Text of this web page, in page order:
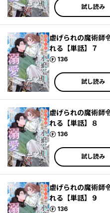
試し読み
虐げられの魔術師
れる【単話】７
136
ポイント
試し読み
虐げられの魔術師
れる【単話】８
136
ポイント
試し読み
虐げられの魔術師
れる【単話】９
136
ポイント